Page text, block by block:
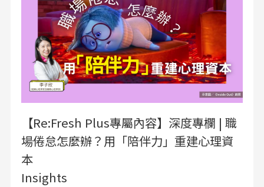
【Re:Fresh Plus專屬內容】深度專欄 | 職
場倦怠怎麼辦？用「陪伴力」重建心理資
本
Insights